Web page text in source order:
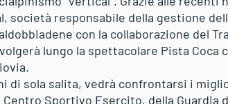
società responsabile della gestione
con la collaborazione del
lungo la spettacolare Pista Coca
di sola salita, vedrà confrontarsi i
Sportivo Esercito, della Guardia